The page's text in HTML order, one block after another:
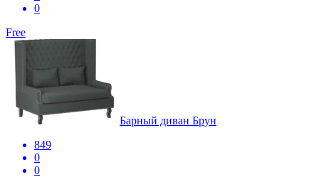
0
Free
Барный диван Брун
849
0
0